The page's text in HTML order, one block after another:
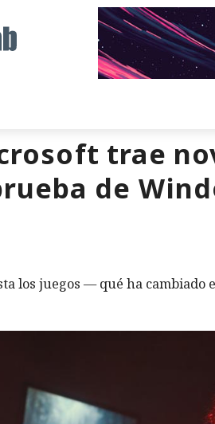
trae
de
los juegos — qué ha cambiado